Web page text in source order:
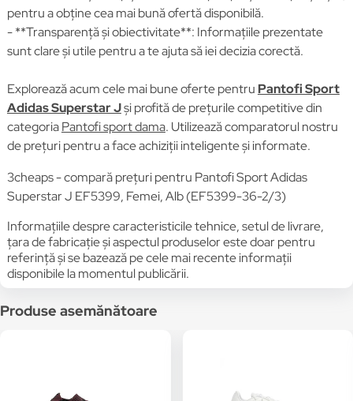
pentru a obține cea mai bună ofertă disponibilă.
- **Transparență și obiectivitate**: Informațiile prezentate
sunt clare și utile pentru a te ajuta să iei decizia corectă.
Explorează acum cele mai bune oferte pentru Pantofi Sport
Adidas Superstar Jși profită de prețurile competitive din
categoriaPantofi sport dama. Utilizează comparatorul nostru
de prețuri pentru a face achiziții inteligente și informate.
3cheaps - compară prețuri pentru Pantofi Sport Adidas
Superstar J EF5399, Femei, Alb (EF5399-36-2/3)
Informațiile despre caracteristicile tehnice, setul de livrare,
țara de fabricație și aspectul produselor este doar pentru
referință și se bazează pe cele mai recente informații
disponibile la momentul publicării.
Produse asemănătoare